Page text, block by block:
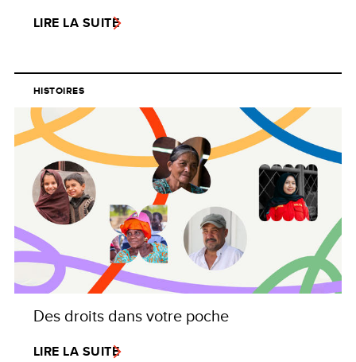
LIRE LA SUITE
HISTOIRES
Des droits dans votre poche
LIRE LA SUITE